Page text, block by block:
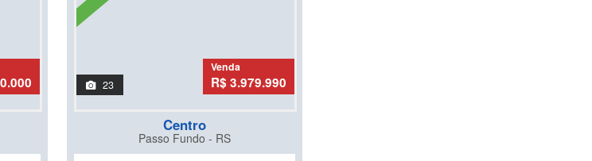
23
Venda
R$ 3.979.990
Centro
Passo Fundo - RS